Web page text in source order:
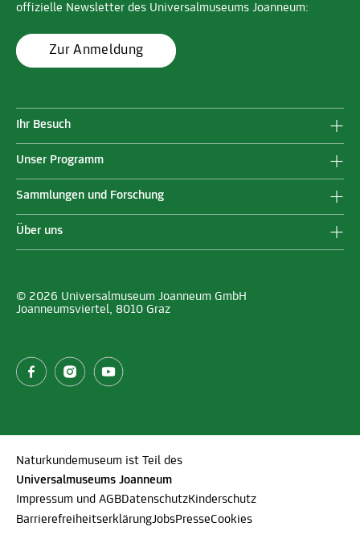
offizielle Newsletter des Universalmuseums Joanneum:
Zur Anmeldung
Ihr Besuch
Unser Programm
Sammlungen und Forschung
Über uns
© 2026 Universalmuseum Joanneum GmbH
Joanneumsviertel, 8010 Graz
Naturkundemuseum ist Teil des
Universalmuseums Joanneum
Impressum und AGBDatenschutzKinderschutz
BarrierefreiheitserklärungJobsPresseCookies